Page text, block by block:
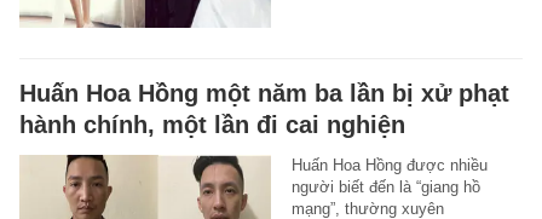
Huấn Hoa Hồng một năm ba lần bị xử phạt
hành chính, một lần đi cai nghiện
Huấn Hoa Hồng được nhiều
người biết đến là “giang hồ
mạng”, thường xuyên